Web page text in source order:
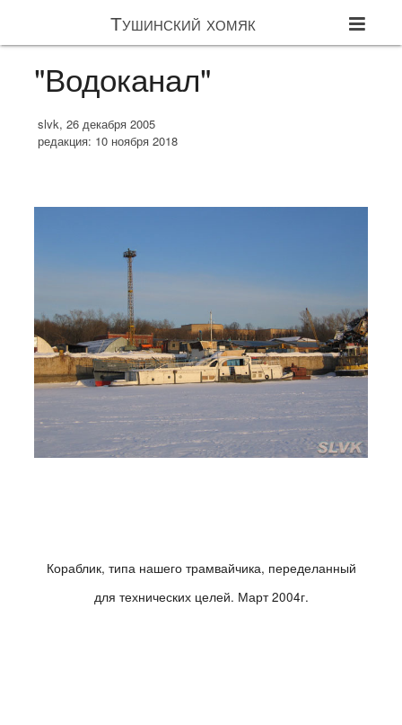
Тушинский хомяк
"Водоканал"
slvk, 26 декабря 2005
редакция: 10 ноября 2018
Кораблик, типа нашего трамвайчика, переделанный
для технических целей. Март 2004г.